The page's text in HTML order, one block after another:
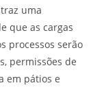
uma
que as cargas
processos serão
permissões de
em pátios e